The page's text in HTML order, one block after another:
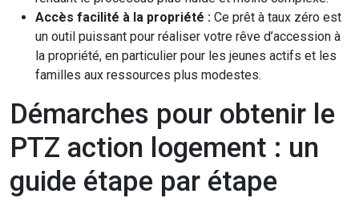
Accès facilité à la propriété : Ce prêt à taux zéro est
un outil puissant pour réaliser votre rêve d’accession à
la propriété, en particulier pour les jeunes actifs et les
familles aux ressources plus modestes.
Démarches pour obtenir le
PTZ action logement : un
guide étape par étape